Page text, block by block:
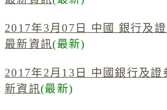
2017年3月07日 中國 銀行及
最新資訊(最新)
2017年2月13日 中國銀行及證
新資訊(最新)